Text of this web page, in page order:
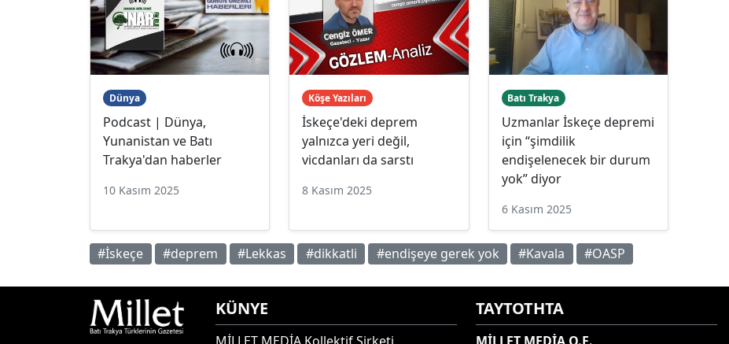
Dünya
Podcast | Dünya,
Yunanistan ve Batı
Trakya'dan haberler
10 Kasım 2025
Köşe Yazıları
İskeçe'deki deprem
yalnızca yeri değil,
vicdanları da sarstı
8 Kasım 2025
Batı Trakya
Uzmanlar İskeçe depremi
için “şimdilik
endişelenecek bir durum
yok” diyor
6 Kasım 2025
#İskeçe #deprem #Lekkas #dikkatli #endişeye gerek yok #Kavala #OASP
KÜNYE ΤΑΥΤΟΤΗΤΑ